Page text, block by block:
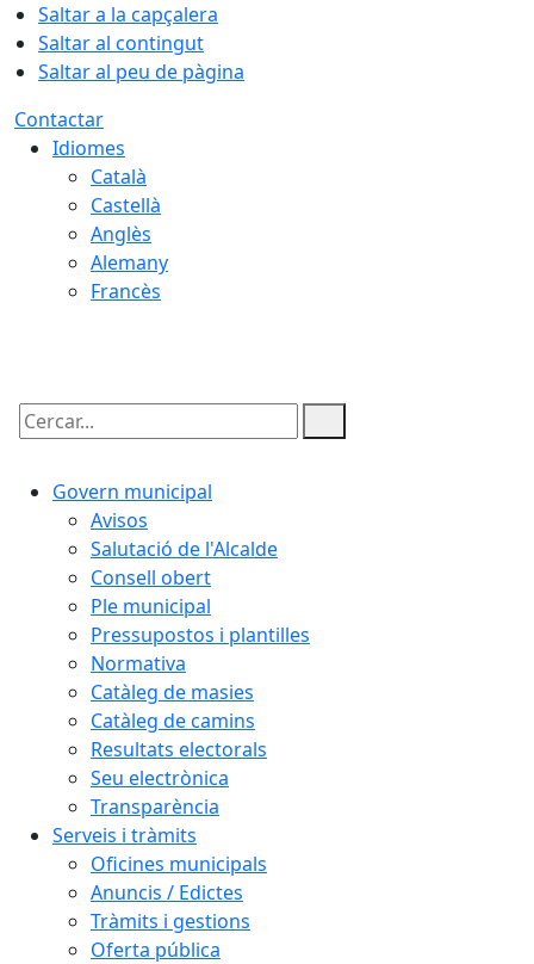
Saltar a la capçalera
Saltar al contingut
Saltar al peu de pàgina
Contactar
Idiomes
Català
Castellà
Anglès
Alemany
Francès
Cercar:
Govern municipal
Avisos
Salutació de l'Alcalde
Consell obert
Ple municipal
Pressupostos i plantilles
Normativa
Catàleg de masies
Catàleg de camins
Resultats electorals
Seu electrònica
Transparència
Serveis i tràmits
Oficines municipals
Anuncis / Edictes
Tràmits i gestions
Oferta pública